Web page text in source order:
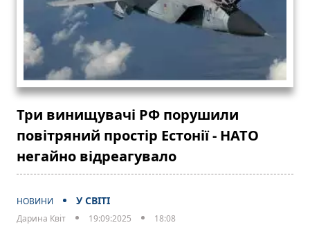
Три винищувачі РФ порушили
повітряний простір Естонії - НАТО
негайно відреагувало
НОВИНИ У СВІТІ
Дарина Квіт 19:09:2025 18:08